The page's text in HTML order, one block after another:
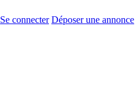
Se connecter Déposer une annonce